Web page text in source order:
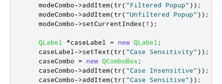
    modeCombo
->addItem(tr("Filtered Popup" ));
    modeCombo
->addItem(tr("Unfiltered Popup" ));
    modeCombo
->setCurrentIndex(1 );
QLabel *caseLabel = new QLabel ;
    caseLabel
->setText(tr("Case Sensitivity" ));
    caseCombo
= new QComboBox ;
    caseCombo
->addItem(tr("Case Insensitive" ));
    caseCombo
->addItem(tr("Case Sensitive" ));